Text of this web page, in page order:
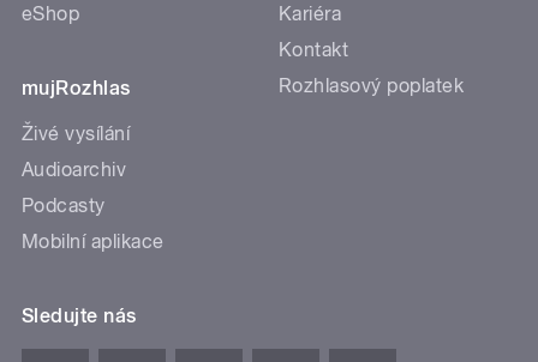
eShop
mujRozhlas
Živé vysílání
Audioarchiv
Podcasty
Mobilní aplikace
Kariéra
Kontakt
Rozhlasový poplatek
Sledujte nás